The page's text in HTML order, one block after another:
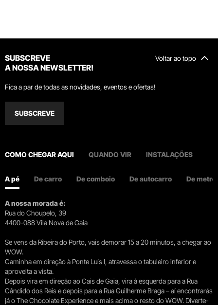
Voltar ao topo
SUBSCREVE
A NOSSA NEWSLETTER!
Fica a par de todas as novidades, eventos e ofertas!
SUBSCREVE
COMO CHEGAR AQUI QUANDO VIR INSTALAÇÕES
A pé De carro De comboio De autocarro De metro
A nossa morada é:
Rua do Choupelo, 39
4400-088 Vila Nova de Gaia
Se vens da Ribeira do Porto, vais demorar 15 a 20 minutos, a chegar ao
WOW.
Caminha em direção à Ponte Luís I, atravessa o tabuleiro inferior e
aproveita a vista.
Depois vira em direção ao Cais de Gaia, vira à esquerda para a Rua
Cândido dos Reis e depois para a Rua Guilherme Braga – aí encontrarás
já o The Chocolate Experience e mais acima o resto do WOW. Diverte-